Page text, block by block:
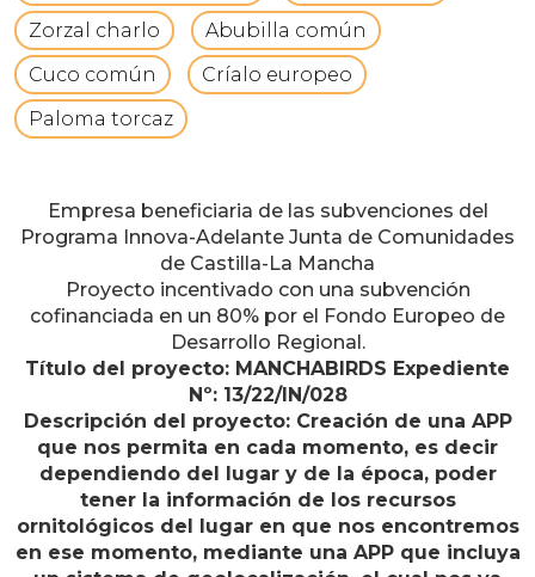
Zorzal charlo
Abubilla común
Cuco común
Críalo europeo
Paloma torcaz
Empresa beneficiaria de las subvenciones del
Programa Innova-Adelante Junta de Comunidades
de Castilla-La Mancha
Proyecto incentivado con una subvención
cofinanciada en un 80% por el Fondo Europeo de
Desarrollo Regional.
Título del proyecto: MANCHABIRDS Expediente
Nº: 13/22/IN/028
Descripción del proyecto: Creación de una APP
que nos permita en cada momento, es decir
dependiendo del lugar y de la época, poder
tener la información de los recursos
ornitológicos del lugar en que nos encontremos
en ese momento, mediante una APP que incluya